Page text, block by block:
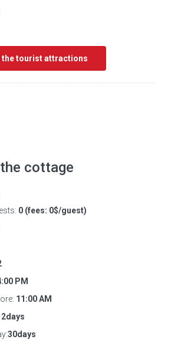
the tourist attractions
cottage
0 (fees: 0$/guest)
PM
11:00 AM
2days
30days